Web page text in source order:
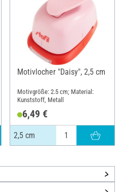
Motivlocher "Daisy", 2,5 cm
Motivgröße: 2.5 cm; Material:
Kunststoff, Metall
6,49 €
2,5 cm